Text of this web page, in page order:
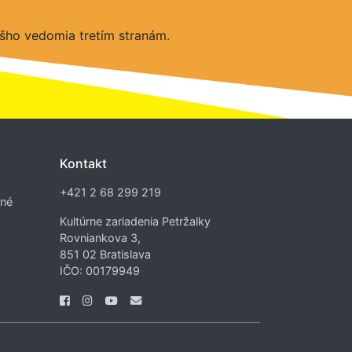
vedomia tretím stranám.
Kontakt
+421 2 68 299 219
Kultúrne zariadenia Petržalky
Rovniankova 3,
851 02 Bratislava
IČO: 00179949